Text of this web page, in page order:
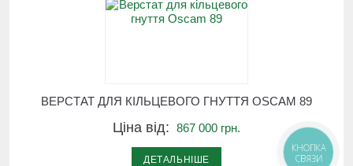
ВЕРСТАТ ДЛЯ КІЛЬЦЕВОГО ГНУТТЯ OSCAM 89
Ціна від: 867 000 грн.
ДЕТАЛЬНІШЕ
КНОПКА
СВЯЗИ